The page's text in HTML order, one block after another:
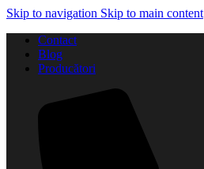
Skip to navigation Skip to main content
Contact
Blog
Producători